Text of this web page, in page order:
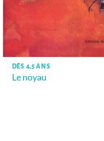
DÈS 4,5 ANS
Le noyau